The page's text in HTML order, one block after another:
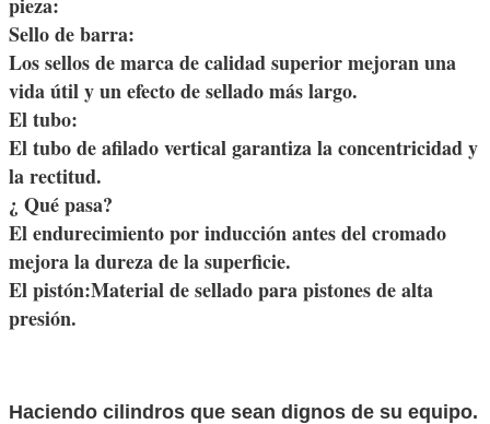
Sello de barra:
Los sellos de marca de calidad superior mejoran una
vida útil y un efecto de sellado más largo.
El tubo:
El tubo de afilado vertical garantiza la concentricidad y
la rectitud.
¿ Qué pasa?
El endurecimiento por inducción antes del cromado
mejora la dureza de la superficie.
El pistón:Material de sellado para pistones de alta
presión.
Haciendo cilindros que sean dignos de su equipo.